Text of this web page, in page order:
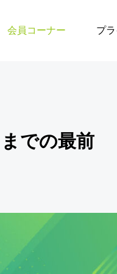
会員コーナー プ
：バイオメタン〔技術動向編〕
での最前